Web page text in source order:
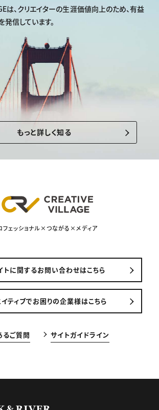
は、 クリエイターの生涯価値向上のため、有益
信しています。
もっと詳しく知る
フェッショナル×つながる×メディア
トに関するお問い合わせはこちら
ティブでお困りの企業様はこちら
るご質問 サイトガイドライン